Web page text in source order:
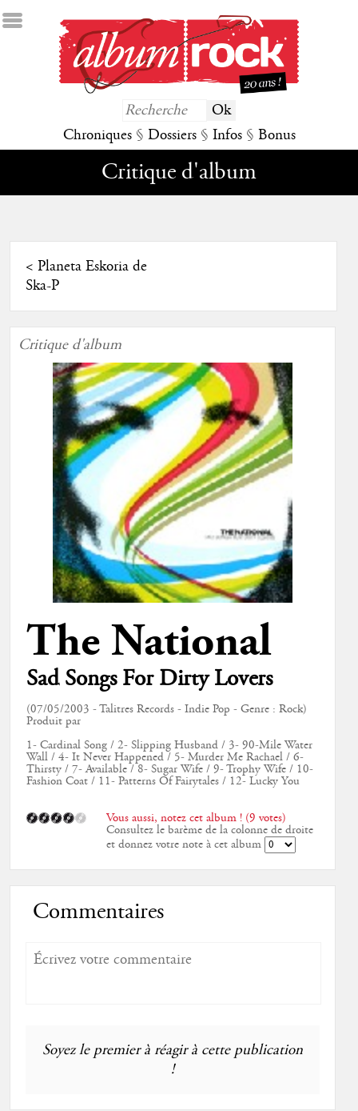
Chroniques § Dossiers § Infos § Bonus
Critique d'album
< Planeta Eskoria de
Ska-P
Critique d'album
The National
Sad Songs For Dirty Lovers
(07/05/2003 - Talitres Records - Indie Pop - Genre : Rock)
Produit par
1- Cardinal Song / 2- Slipping Husband / 3- 90-Mile Water
Wall / 4- It Never Happened / 5- Murder Me Rachael / 6-
Thirsty / 7- Available / 8- Sugar Wife / 9- Trophy Wife / 10-
Fashion Coat / 11- Patterns Of Fairytales / 12- Lucky You
Vous aussi, notez cet album ! (9 votes)
Consultez le barème de la colonne de droite
et donnez votre note à cet album
Commentaires
Soyez le premier à réagir à cette publication
!